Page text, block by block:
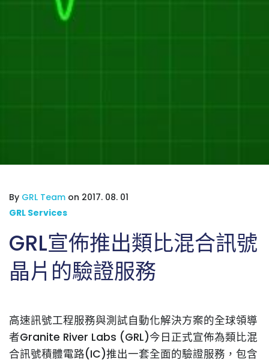
By GRL Team on 2017. 08. 01
GRL Services
GRL宣佈推出類比混合訊號
晶片的驗證服務
高速訊號工程服務與測試自動化解決方案的全球領導
者Granite River Labs (GRL)今日正式宣佈為類比混
合訊號積體電路(IC)推出一套全面的驗證服務，包含